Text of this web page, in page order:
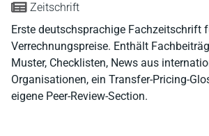
Zeitschrift
Erste deutschsprachige Fachzeitschrift
Verrechnungspreise. Enthält
Muster, Checklisten, News aus
Organisationen, ein Transfer-Pricing-
eigene Peer-Review-Section.